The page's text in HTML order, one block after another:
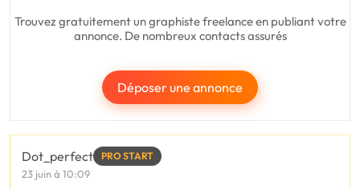
Trouvez gratuitement un graphiste freelance en publiant votre
annonce. De nombreux contacts assurés
Déposer une annonce
Dot_perfect PRO START
23 juin à 10:09